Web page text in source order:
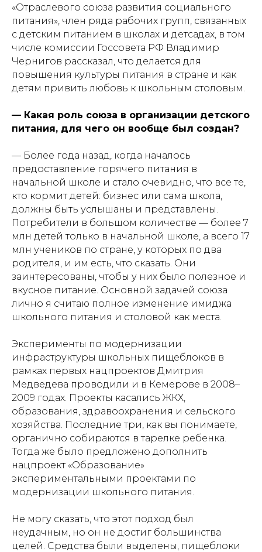
«Отраслевого союза развития социального
питания», член ряда рабочих групп, связанных
с детским питанием в школах и детсадах, в том
числе комиссии Госсовета РФ Владимир
Чернигов рассказал, что делается для
повышения культуры питания в стране и как
детям привить любовь к школьным столовым.
— Какая роль союза в организации детского
питания, для чего он вообще был создан?
— Более года назад, когда началось
предоставление горячего питания в
начальной школе и стало очевидно, что все те,
кто кормит детей: бизнес или сама школа,
должны быть услышаны и представлены.
Потребители в большом количестве — более 7
млн детей только в начальной школе, а всего 17
млн учеников по стране, у которых по два
родителя, и им есть, что сказать. Они
заинтересованы, чтобы у них было полезное и
вкусное питание. Основной задачей союза
лично я считаю полное изменение имиджа
школьного питания и столовой как места.
Эксперименты по модернизации
инфраструктуры школьных пищеблоков в
рамках первых нацпроектов Дмитрия
Медведева проводили и в Кемерове в 2008–
2009 годах. Проекты касались ЖКХ,
образования, здравоохранения и сельского
хозяйства. Последние три, как вы понимаете,
органично собираются в тарелке ребенка.
Тогда же было предложено дополнить
нацпроект «Образование»
экспериментальными проектами по
модернизации школьного питания.
Не могу сказать, что этот подход был
неудачным, но он не достиг большинства
целей. Средства были выделены, пищеблоки